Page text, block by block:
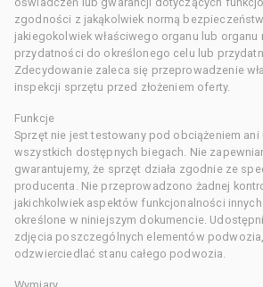
zgodności z jakąkolwiek normą
jakiegokolwiek właściwego organu lub organu
przydatności do określonego celu lub
Zdecydowanie zaleca się przeprowadzenie
inspekcji sprzętu przed złożeniem oferty.
Funkcje
Sprzęt nie jest testowany pod obciążeniem ani
wszystkich dostępnych biegach. Nie
gwarantujemy, że sprzęt działa zgodnie ze
producenta. Nie przeprowadzono żadnej
jakichkolwiek aspektów funkcjonalności
określone w niniejszym dokumencie.
zdjęcia poszczególnych elementów
odzwierciedlać stanu całego podwozia.